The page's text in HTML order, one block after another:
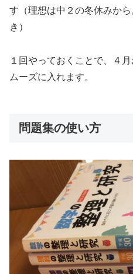
す（理想は中２の冬休みか
き）
１回やっておくことで、４
ムーズに入れます。
問題集の使い方